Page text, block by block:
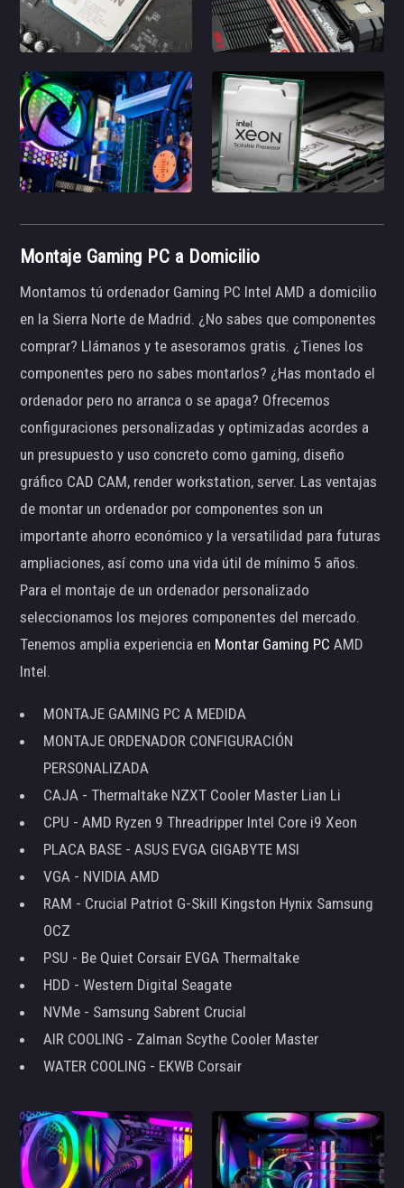
Montaje Gaming PC a Domicilio
Montamos tú ordenador Gaming PC Intel AMD a domicilio
en la Sierra Norte de Madrid. ¿No sabes que componentes
comprar? Llámanos y te asesoramos gratis. ¿Tienes los
componentes pero no sabes montarlos? ¿Has montado el
ordenador pero no arranca o se apaga? Ofrecemos
configuraciones personalizadas y optimizadas acordes a
un presupuesto y uso concreto como gaming, diseño
gráfico CAD CAM, render workstation, server. Las ventajas
de montar un ordenador por componentes son un
importante ahorro económico y la versatilidad para futuras
ampliaciones, así como una vida útil de mínimo 5 años.
Para el montaje de un ordenador personalizado
seleccionamos los mejores componentes del mercado.
Tenemos amplia experiencia en Montar Gaming PC AMD
Intel.
MONTAJE GAMING PC A MEDIDA
MONTAJE ORDENADOR CONFIGURACIÓN
PERSONALIZADA
CAJA - Thermaltake NZXT Cooler Master Lian Li
CPU - AMD Ryzen 9 Threadripper Intel Core i9 Xeon
PLACA BASE - ASUS EVGA GIGABYTE MSI
VGA - NVIDIA AMD
RAM - Crucial Patriot G-Skill Kingston Hynix Samsung
OCZ
PSU - Be Quiet Corsair EVGA Thermaltake
HDD - Western Digital Seagate
NVMe - Samsung Sabrent Crucial
AIR COOLING - Zalman Scythe Cooler Master
WATER COOLING - EKWB Corsair